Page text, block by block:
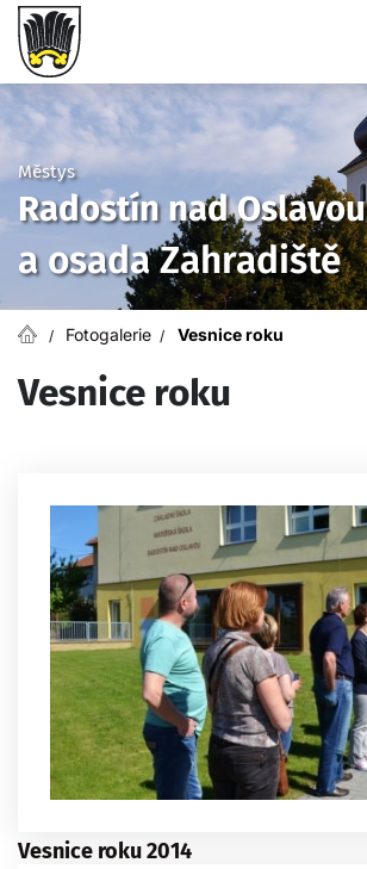
Městys
Radostín nad Oslavou
a osada Zahradiště
Fotogalerie Vesnice roku
Vesnice roku
Vesnice roku 2014